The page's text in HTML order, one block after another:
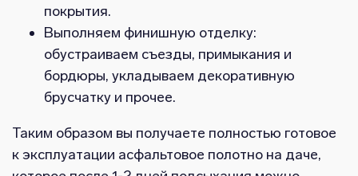
покрытия.
Выполняем финишную отделку:
обустраиваем съезды, примыкания и
бордюры, укладываем декоративную
брусчатку и прочее.
Таким образом вы получаете полностью готовое
к эксплуатации асфальтовое полотно на даче,